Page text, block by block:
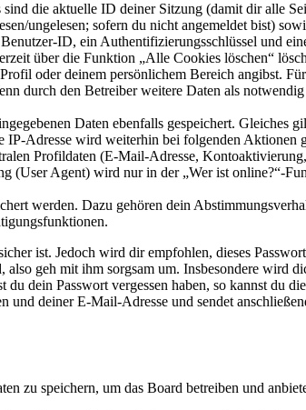
die aktuelle ID deiner Sitzung (damit dir alle
ungelesen; sofern du nicht angemeldet bist)
ID, ein Authentifizierungsschlüssel und
über die Funktion „Alle Cookies löschen“
oder deinem persönlichem Bereich angibst.
durch den Betreiber weitere Daten als
Daten ebenfalls gespeichert. Gleiches
Adresse wird weiterhin bei folgenden Aktionen
Profildaten (E-Mail-Adresse,
(User Agent) wird nur in der „Wer ist online?“-
werden. Dazu gehören dein
ist. Jedoch wird dir empfohlen, dieses
geh mit ihm sorgsam um. Insbesondere wird
dein Passwort vergessen haben, so kannst du
deiner E-Mail-Adresse und sendet
zu speichern, um das Board betreiben und